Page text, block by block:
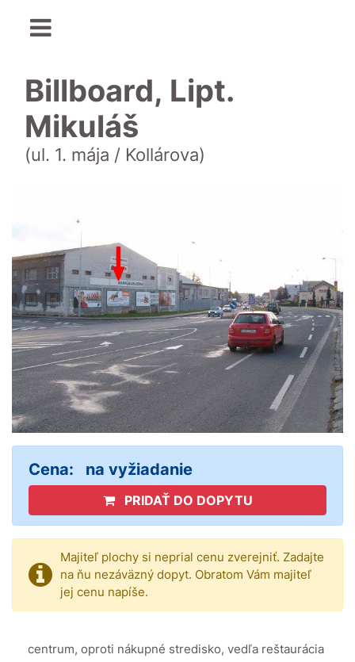
Billboard, Lipt.
Mikuláš
(ul. 1. mája / Kollárova)
Cena: na vyžiadanie
PRIDAŤ DO DOPYTU
Majiteľ plochy si neprial cenu zverejniť. Zadajte
na ňu nezáväzný dopyt. Obratom Vám majiteľ
jej cenu napíše.
centrum, oproti nákupné stredisko, vedľa reštaurácia